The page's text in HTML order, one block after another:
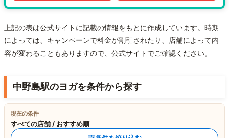
上記の表は公式サイトに記載の情報をもとに作成しています。時期
によっては、キャンペーンで料金が割引されたり、店舗によって内
容が変わることもありますので、公式サイトでご確認ください。
中野島駅のヨガを条件から探す
現在の条件
すべての店舗 / おすすめ順